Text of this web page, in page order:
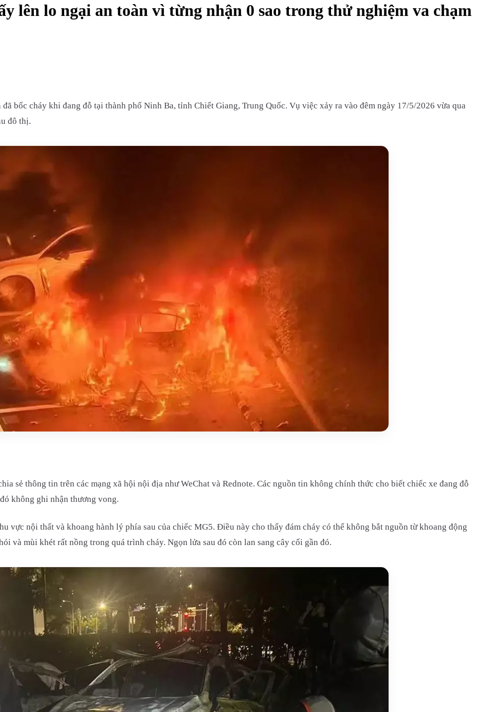
lên lo ngại an toàn vì từng nhận 0 sao trong thử nghiệm va chạm
bốc cháy khi đang đỗ tại thành phố Ninh Ba, tỉnh Chiết Giang, Trung Quốc. Vụ việc xảy ra vào đêm ngày 17/5/2026 vừa qua
đô thị.
sẻ thông tin trên các mạng xã hội nội địa như WeChat và Rednote. Các nguồn tin không chính thức cho biết chiếc xe đang đỗ
không ghi nhận thương vong.
vực nội thất và khoang hành lý phía sau của chiếc MG5. Điều này cho thấy đám cháy có thể không bắt nguồn từ khoang động
và mùi khét rất nồng trong quá trình cháy. Ngọn lửa sau đó còn lan sang cây cối gần đó.